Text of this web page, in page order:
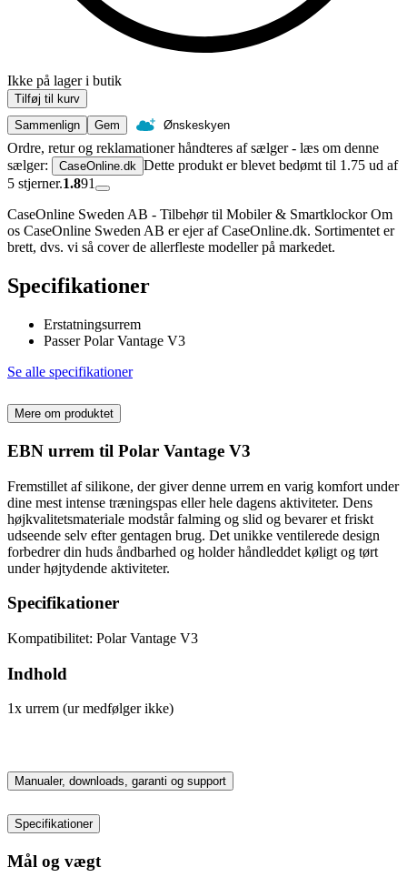
Ikke på lager i butik
Tilføj til kurv
Sammenlign
Gem Ønskeskyen
Ordre, retur og reklamationer håndteres af sælger - læs om denne
sælger:
CaseOnline.dk Dette produkt er blevet bedømt til 1.75 ud af
5 stjerner.1.891
CaseOnline Sweden AB - Tilbehør til Mobiler & Smartklockor Om
os CaseOnline Sweden AB er ejer af CaseOnline.dk. Sortimentet er
brett, dvs. vi så cover de allerfleste modeller på markedet.
Specifikationer
Erstatningsurrem
Passer Polar Vantage V3
Se alle specifikationer
Mere om produktet
EBN urrem til Polar Vantage V3
Fremstillet af silikone, der giver denne urrem en varig komfort under
dine mest intense træningspas eller hele dagens aktiviteter. Dens
højkvalitetsmateriale modstår falming og slid og bevarer et friskt
udseende selv efter gentagen brug. Det unikke ventilerede design
forbedrer din huds åndbarhed og holder håndleddet køligt og tørt
under højtydende aktiviteter.
Specifikationer
Kompatibilitet: Polar Vantage V3
Indhold
1x urrem (ur medfølger ikke)
Manualer, downloads, garanti og support
Specifikationer
Mål og vægt